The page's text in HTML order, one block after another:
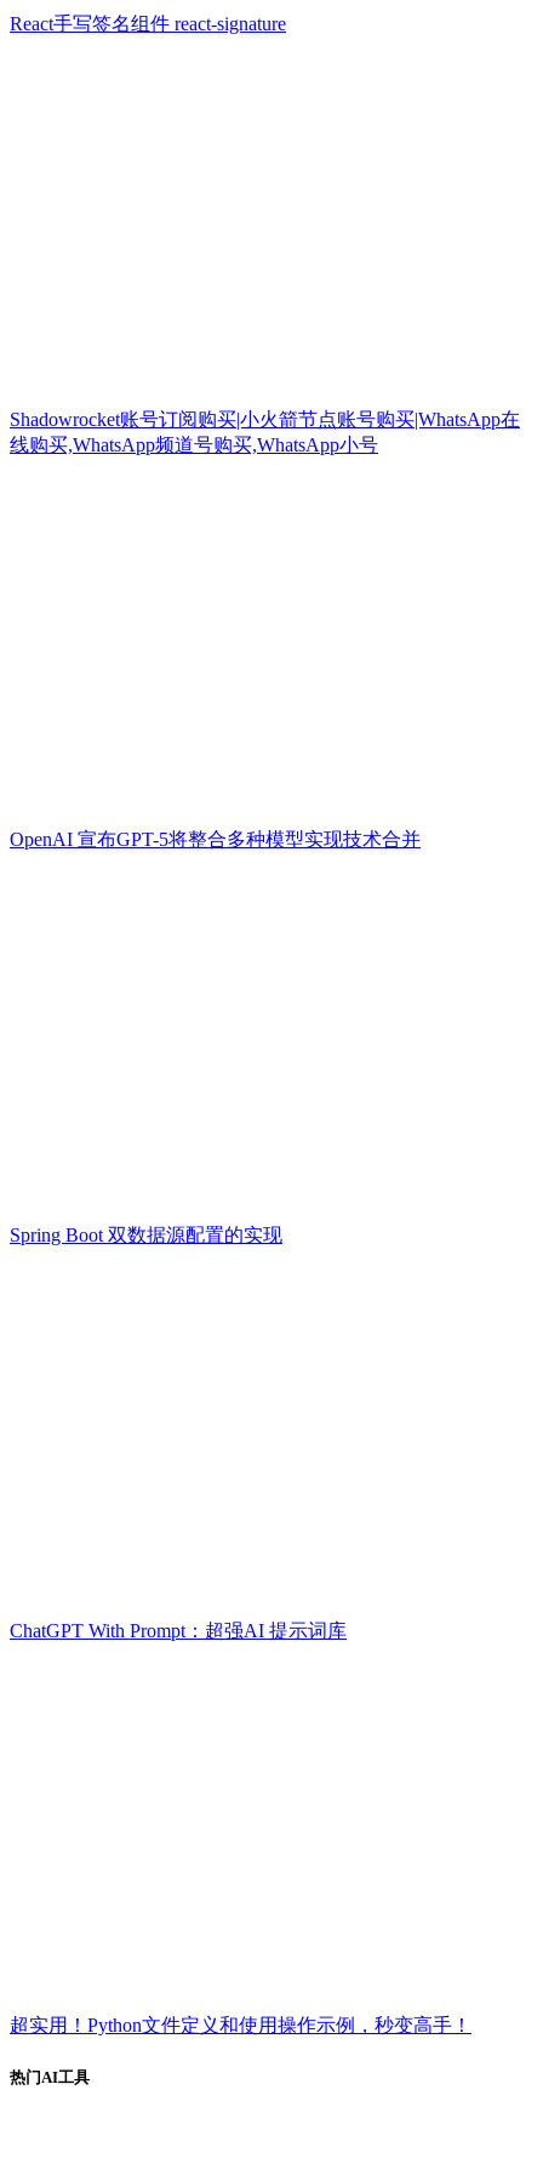
React手写签名组件 react-signature
Shadowrocket账号订阅购买|小火箭节点账号购买|WhatsApp在
线购买,WhatsApp频道号购买,WhatsApp小号
OpenAI 宣布GPT-5将整合多种模型实现技术合并
Spring Boot 双数据源配置的实现
ChatGPT With Prompt：超强AI 提示词库
超实用！Python文件定义和使用操作示例，秒变高手！
热门AI工具